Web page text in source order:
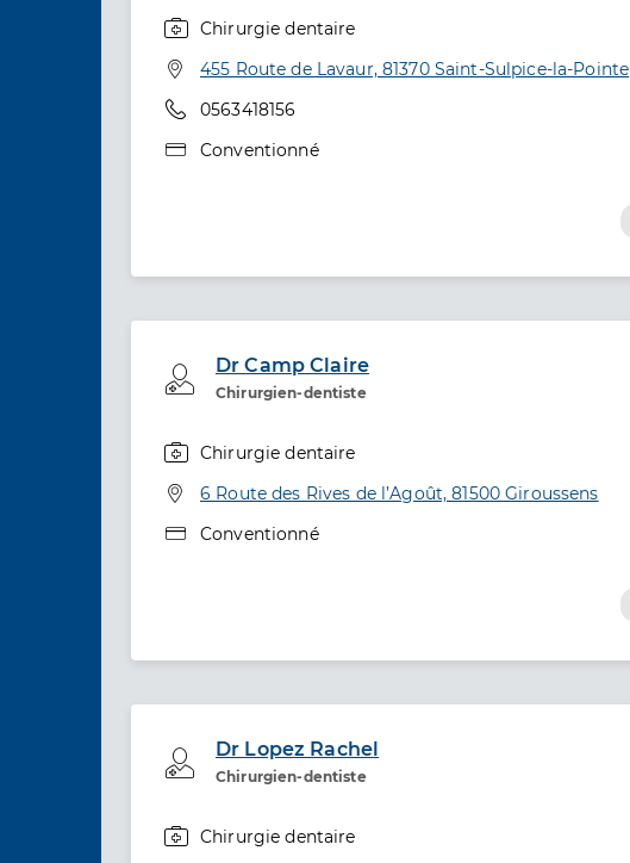
Chirurgie dentaire
Adresse
455 Route de Lavaur, 81370 Saint-Sulpice-la-Pointe
Téléphone
0563418156
Type de convention
Conventionné
Dr Camp Claire
Chirurgien-dentiste
Professionel de santé
Chirurgie dentaire
Adresse
6 Route des Rives de l’Agoût, 81500 Giroussens
Type de convention
Conventionné
Dr Lopez Rachel
Chirurgien-dentiste
Professionel de santé
Chirurgie dentaire